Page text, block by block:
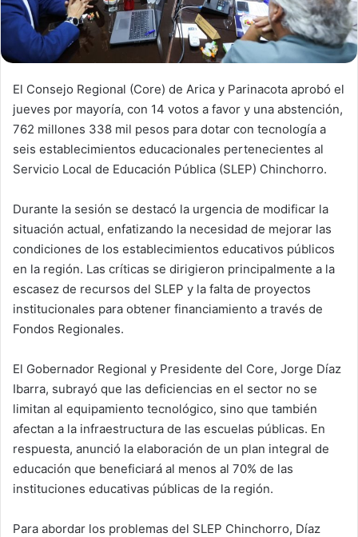
El Consejo Regional (Core) de Arica y Parinacota aprobó el
jueves por mayoría, con 14 votos a favor y una abstención,
762 millones 338 mil pesos para dotar con tecnología a
seis establecimientos educacionales pertenecientes al
Servicio Local de Educación Pública (SLEP) Chinchorro.
Durante la sesión se destacó la urgencia de modificar la
situación actual, enfatizando la necesidad de mejorar las
condiciones de los establecimientos educativos públicos
en la región. Las críticas se dirigieron principalmente a la
escasez de recursos del SLEP y la falta de proyectos
institucionales para obtener financiamiento a través de
Fondos Regionales.
El Gobernador Regional y Presidente del Core, Jorge Díaz
Ibarra, subrayó que las deficiencias en el sector no se
limitan al equipamiento tecnológico, sino que también
afectan a la infraestructura de las escuelas públicas. En
respuesta, anunció la elaboración de un plan integral de
educación que beneficiará al menos al 70% de las
instituciones educativas públicas de la región.
Para abordar los problemas del SLEP Chinchorro, Díaz